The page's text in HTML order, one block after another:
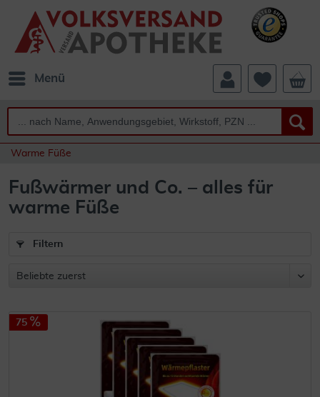
Menü
Warme Füße
Fußwärmer und Co. – alles für
warme Füße
Filtern
75